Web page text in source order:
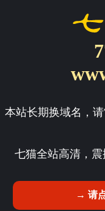
本站长期换域名，
七猫全站高清，震
→ 请